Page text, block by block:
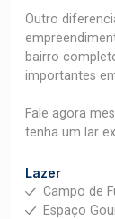
Outro
bairro
importantes
Fale agora
tenha um lar
Lazer
Campo de
Espaço